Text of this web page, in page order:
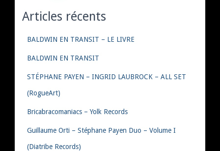
articles
Articles récents
BALDWIN EN TRANSIT – LE LIVRE
BALDWIN EN TRANSIT
STÉPHANE PAYEN – INGRID LAUBROCK – ALL SET
(RogueArt)
Bricabracomaniacs – Yolk Records
Guillaume Orti – Stéphane Payen Duo – Volume I
(Diatribe Records)